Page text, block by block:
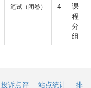
笔试（闭卷） 4
课
程
分
组
投诉点评 站点统计 排